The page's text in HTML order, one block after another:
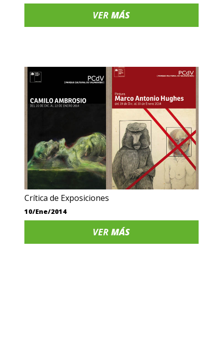
VERMÁS
Crítica de Exposiciones
10/Ene/2014
VERMÁS